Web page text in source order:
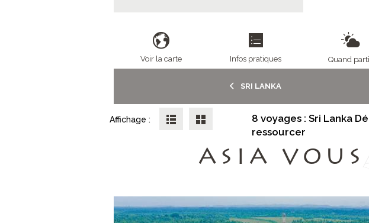
Voir la carte Infos pratiques Quand
SRI LANKA
8 voyages : Sri Lanka
ressourcer
Affichage :
ASIA